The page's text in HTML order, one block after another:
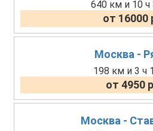
640 км и 10
от 16000
Москва -
198 км и 3 ч
от 4950
Москва -